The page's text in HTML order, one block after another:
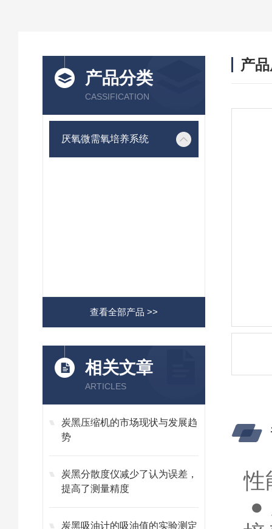
产品分类
CASSIFICATION
厌氧微需氧培养系统
查看全部产品 >>
相关文章
ARTICLES
炭黑压缩机的市场现状与发展趋
势
炭黑分散度仪减少了认为误差，
提高了测量精度
炭黑吸油计的吸油值的实验测定
产
性
●